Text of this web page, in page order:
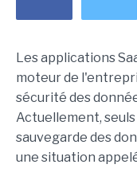
Les applications
moteur de
sécurité des
Actuellement,
sauvegarde des
une situation